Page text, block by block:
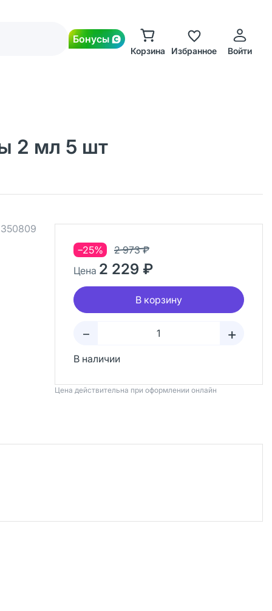
Бонусы
Корзина Избранное Войти
2 мл 5 шт
350809
−25%
2 973 ₽
Цена 2 229 ₽
В корзину
– +
В наличии
Цена действительна при оформлении онлайн